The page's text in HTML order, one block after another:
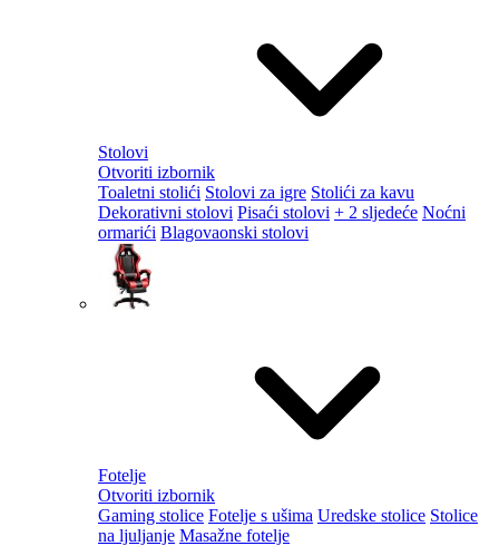
Stolovi
Otvoriti izbornik
Toaletni stolići Stolovi za igre Stolići za kavu
Dekorativni stolovi Pisaći stolovi + 2 sljedeće Noćni
ormarići Blagovaonski stolovi
Fotelje
Otvoriti izbornik
Gaming stolice Fotelje s ušima Uredske stolice Stolice
na ljuljanje Masažne fotelje